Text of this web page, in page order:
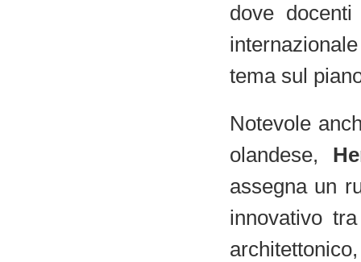
dove
tema sul
Notevole
olandese,
assegna un
innovativo